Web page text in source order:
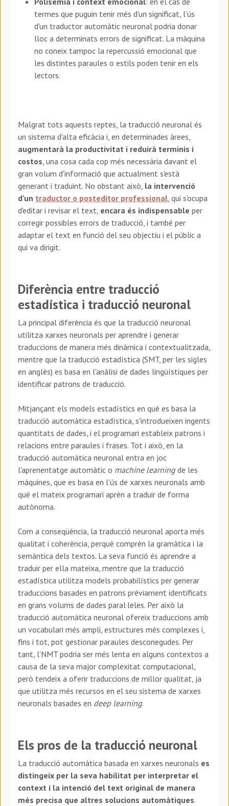
termes que puguin tenir més d'un significat, l'ús
d'un traductor automàtic neuronal podria donar
lloc a determinats errors de significat. La màquina
no coneix tampoc la repercussió emocional que
les distintes paraules o estils poden tenir en els
lectors.
Malgrat tots aquests reptes, la traducció neuronal és
un sistema d'alta eficàcia i, en determinades àrees,
augmentarà la productivitat i reduirà terminis i
costos , una cosa cada cop més necessària davant el
gran volum d'informació que actualment s'està
generant i traduint. No obstant això, la intervenció
d'un traductor o posteditor professional , qui s'ocupa
d'editar i revisar el text, encara és indispensable per
corregir possibles errors de traducció, i també per
adaptar el text en funció del seu objectiu i el públic a
qui va dirigit.
Diferència entre traducció
estadística i traducció neuronal
La principal diferència és que la traducció neuronal
utilitza xarxes neuronals per aprendre i generar
traduccions de manera més dinàmica i contextualitzada,
mentre que la traducció estadística (SMT, per les sigles
en anglès) es basa en l'anàlisi de dades lingüístiques per
identificar patrons de traducció.
Mitjançant els models estadístics en què es basa la
traducció automàtica estadística, s'introdueixen ingents
quantitats de dades, i el programari estableix patrons i
relacions entre paraules i frases. Tot i això, en la
traducció automàtica neuronal entra en joc
l'aprenentatge automàtic o machine learningde les
màquines, que es basa en l'ús de xarxes neuronals amb
què el mateix programari aprèn a traduir de forma
autònoma.
Com a conseqüència, la traducció neuronal aporta més
qualitat i coherència, perquè comprèn la gramàtica i la
semàntica dels textos. La seva funció és aprendre a
traduir per ella mateixa, mentre que la traducció
estadística utilitza models probabilístics per generar
traduccions basades en patrons prèviament identificats
en grans volums de dades paral·leles. Per això la
traducció automàtica neuronal ofereix traduccions amb
un vocabulari més ampli, estructures més complexes i,
fins i tot, pot gestionar paraules desconegudes. Per
tant, l'NMT podria ser més lenta en alguns contextos a
causa de la seva major complexitat computacional,
però tendeix a oferir traduccions de millor qualitat, ja
que utilitza més recursos en el seu sistema de xarxes
neuronals basades en deep learning.
Els pros de la traducció neuronal
La traducció automàtica basada en xarxes neuronals es
distingeix per la seva habilitat per interpretar el
context i la intenció del text original de manera
més precisa que altres solucions automàtiques.